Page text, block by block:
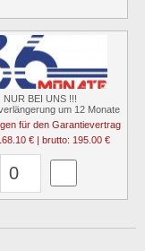
NUR BEI UNS !!!
um 12 Monate
für den Garantievertrag
€ | brutto: 195.00 €